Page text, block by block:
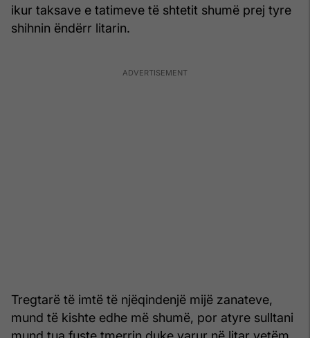
ikur taksave e tatimeve të shtetit shumë prej tyre
shihnin ëndërr litarin.
Tregtarë të imtë të njëqindenjë mijë zanateve,
mund të kishte edhe më shumë, por atyre sulltani